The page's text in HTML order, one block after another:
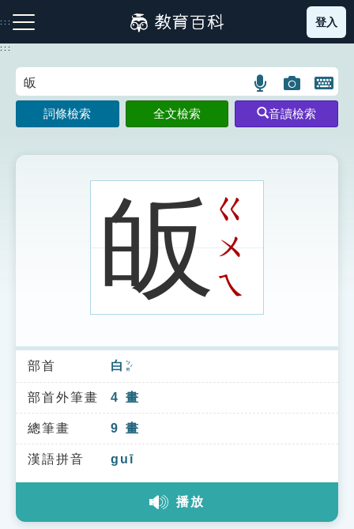
到
主
:::
注音索引圖示 筆畫索引圖示 部首索引表圖示
索引選單
知識索引
單字索引
生命大百科索引
登入
:::
語
言
搜
示
圖
片
搜
開
鍵
圖
詞條檢索 全文檢索 音讀檢索
皈ㄍ
ㄨ
ㄟ
部首 白 ㄅㄞˊ
部首外筆畫 4 畫
總筆畫 9 畫
漢語拼音 guī
播放